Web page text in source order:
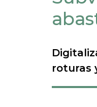
roturas